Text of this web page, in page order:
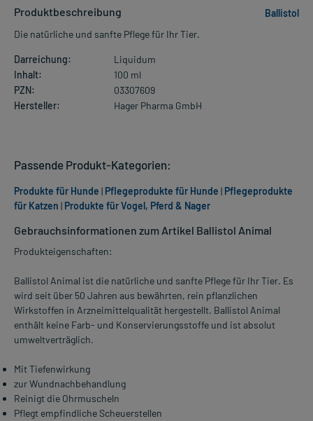
Produktbeschreibung
Ballistol
Die natürliche und sanfte Pflege für Ihr Tier.
Darreichung:
Liquidum
Inhalt:
100 ml
PZN:
03307609
Hersteller:
Hager Pharma GmbH
Gebrauchsinformationen zum Artikel Ballistol Animal
Produkteigenschaften:
Ballistol Animal ist die natürliche und sanfte Pflege für Ihr Tier. Es
wird seit über 50 Jahren aus bewährten, rein pflanzlichen
Wirkstoffen in Arzneimittelqualität hergestellt. Ballistol Animal
enthält keine Farb- und Konservierungsstoffe und ist absolut
umweltverträglich.
Mit Tiefenwirkung
zur Wundnachbehandlung
Reinigt die Ohrmuscheln
Pflegt empfindliche Scheuerstellen
Passende Produkt-Kategorien:
Produkte für Hunde | Pflegeprodukte für Hunde | Pflegeprodukte
für Katzen | Produkte für Vogel, Pferd & Nager